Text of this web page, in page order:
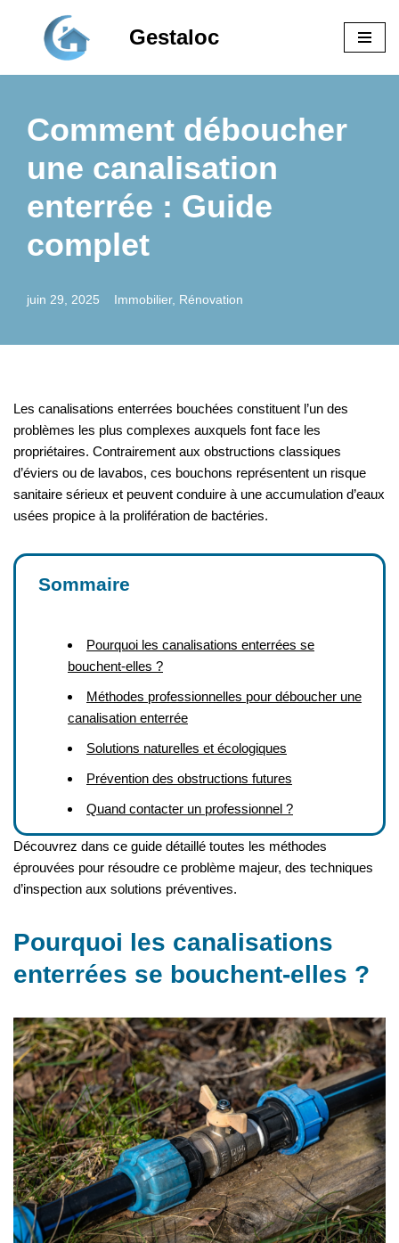
Gestaloc
Comment déboucher
une canalisation
enterrée : Guide
complet
juin 29, 2025 Immobilier, Rénovation
Les canalisations enterrées bouchées constituent l’un des
problèmes les plus complexes auxquels font face les
propriétaires. Contrairement aux obstructions classiques
d’éviers ou de lavabos, ces bouchons représentent un risque
sanitaire sérieux et peuvent conduire à une accumulation d’eaux
usées propice à la prolifération de bactéries.
Sommaire
Pourquoi les canalisations enterrées se
bouchent-elles ?
Méthodes professionnelles pour déboucher une
canalisation enterrée
Solutions naturelles et écologiques
Prévention des obstructions futures
Quand contacter un professionnel ?
Découvrez dans ce guide détaillé toutes les méthodes
éprouvées pour résoudre ce problème majeur, des techniques
d’inspection aux solutions préventives.
Pourquoi les canalisations
enterrées se bouchent-elles ?